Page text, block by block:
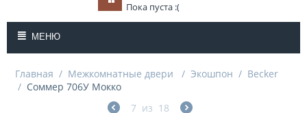
Пока пуста :(
МЕНЮ
Главная / Межкомнатные двери / Экошпон / Becker
/ Соммер 706У Мокко
7 из 18